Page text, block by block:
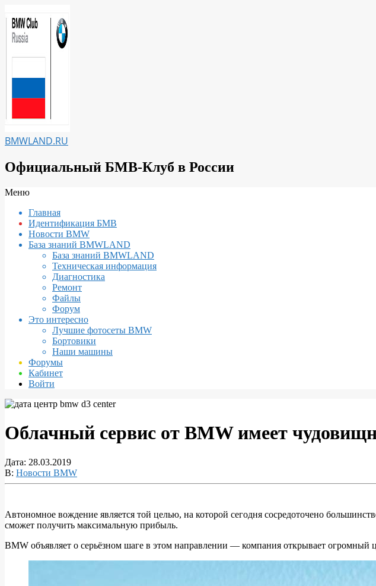
к
содержимому
BMWLAND.RU
Официальный БМВ-Клуб в России
Вторичное
навигации
Меню
Главная
Идентификация БМВ
Новости BMW
База знаний BMWLAND
База знаний BMWLAND
Техническая информация
Диагностика
Ремонт
Файлы
Форум
Это интересно
Лучшие фотосеты BMW
Бортовики
Наши машины
Форумы
Кабинет
Войти
Облачный сервис от BMW имеет
Дата: 28.03.2019
В: Новости BMW
Облачный
сервис
Автономное вождение является той целью, на которой сегодня сосредоточено
сможет получить максимальную прибыль.
BMW объявляет о серьёзном шаге в этом направлении — компания открывает огромный